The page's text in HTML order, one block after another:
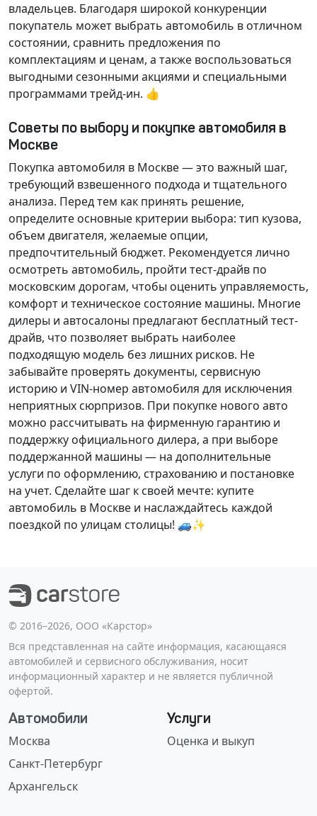
владельцев. Благодаря широкой конкуренции
покупатель может выбрать автомобиль в отличном
состоянии, сравнить предложения по
комплектациям и ценам, а также воспользоваться
выгодными сезонными акциями и специальными
программами трейд-ин. 👍
Советы по выбору и покупке автомобиля в
Москве
Покупка автомобиля в Москве — это важный шаг,
требующий взвешенного подхода и тщательного
анализа. Перед тем как принять решение,
определите основные критерии выбора: тип кузова,
объем двигателя, желаемые опции,
предпочтительный бюджет. Рекомендуется лично
осмотреть автомобиль, пройти тест-драйв по
московским дорогам, чтобы оценить управляемость,
комфорт и техническое состояние машины. Многие
дилеры и автосалоны предлагают бесплатный тест-
драйв, что позволяет выбрать наиболее
подходящую модель без лишних рисков. Не
забывайте проверять документы, сервисную
историю и VIN-номер автомобиля для исключения
неприятных сюрпризов. При покупке нового авто
можно рассчитывать на фирменную гарантию и
поддержку официального дилера, а при выборе
поддержанной машины — на дополнительные
услуги по оформлению, страхованию и постановке
на учет. Сделайте шаг к своей мечте: купите
автомобиль в Москве и наслаждайтесь каждой
поездкой по улицам столицы! 🚙✨
©️ 2016–2026, ООО «Карстор»
Вся представленная на сайте информация, касающаяся
автомобилей и сервисного обслуживания, носит
информационный характер и не является публичной
офертой.
Автомобили
Москва
Санкт-Петербург
Архангельск
Услуги
Оценка и выкуп